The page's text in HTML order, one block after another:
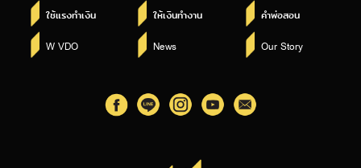
ใช้แรงทำเงิน ให้เงินทำงาน คำพ่อสอน
W VDO News Our Story